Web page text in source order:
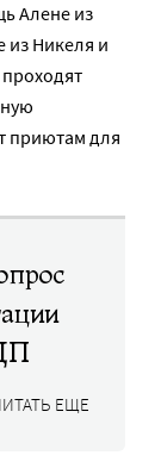
Алене из
Никеля и
приютам для
ЕЩЕ